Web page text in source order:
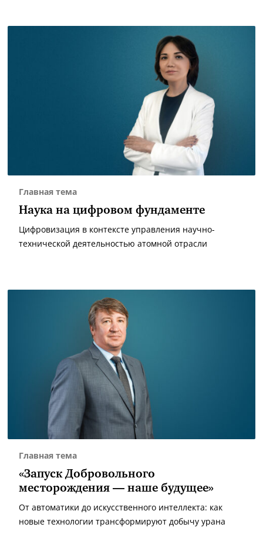
Главная тема
Наука на цифровом фундаменте
Цифровизация в контексте управления научно-
технической деятельностью атомной отрасли
Главная тема
«Запуск Добровольного
месторождения — наше будущее»
От автоматики до искусственного интеллекта: как
новые технологии трансформируют добычу урана